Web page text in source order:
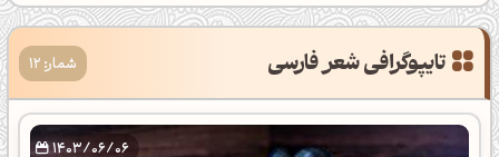
تایپوگرافی شعر فارسی شمار: 12
1403/06/06